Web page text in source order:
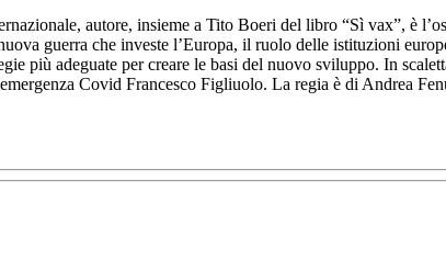
autore, insieme a Tito Boeri del libro “Sì vax”, è
guerra che investe l’Europa, il ruolo delle istituzioni
più adeguate per creare le basi del nuovo sviluppo. In
Covid Francesco Figliuolo. La regia è di Andrea